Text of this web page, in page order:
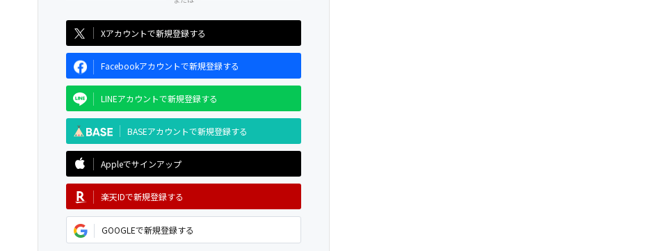
Xアカウントで新規登録する
Facebookアカウントで新規登録する
LINEアカウントで新規登録する
BASEアカウントで新規登録する
Appleでサインアップ
楽天IDで新規登録する
GOOGLEで新規登録する